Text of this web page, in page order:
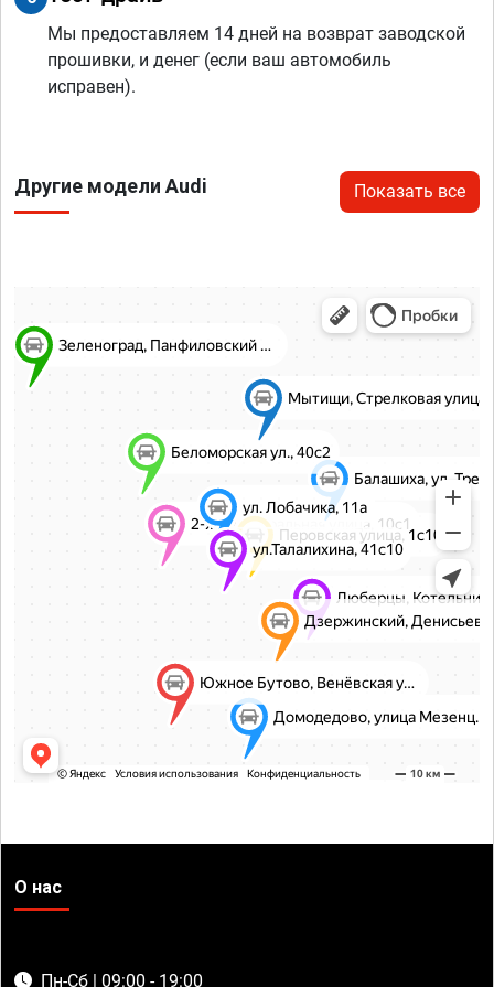
Мы предоставляем 14 дней на возврат заводской
прошивки, и денег (если ваш автомобиль
исправен).
Другие модели Audi Показать все
О нас
Пн-Сб | 09:00 - 19:00